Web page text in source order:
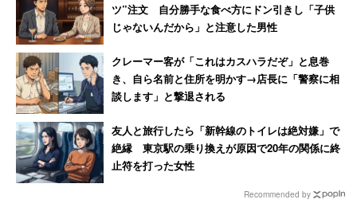
ツ”注文 自分勝手な食べ方にドン引きし「子供
じゃないんだから」と注意した男性
クレーマー客が「これはカスハラだぞ」と息巻
き、自ら名前と住所を明かす→店長に「警察に相
談します」と撃退される
友人と旅行したら「新幹線のトイレは絶対嫌」で
絶縁 東京駅の乗り換えが原因で20年の関係に終
止符を打った女性
Recommended by